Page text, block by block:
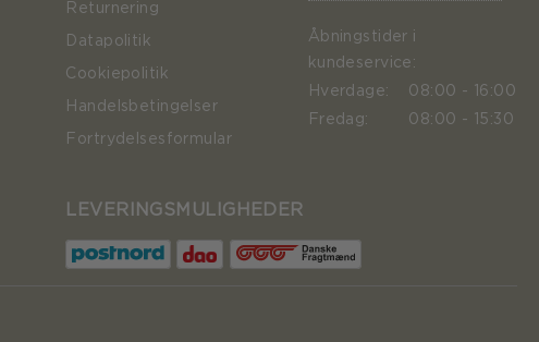
Returnering
Datapolitik
Cookiepolitik
Handelsbetingelser
Fortrydelsesformular
Åbningstider i
kundeservice:
Hverdage: 08:00 - 16:00
Fredag: 08:00 - 15:30
LEVERINGSMULIGHEDER